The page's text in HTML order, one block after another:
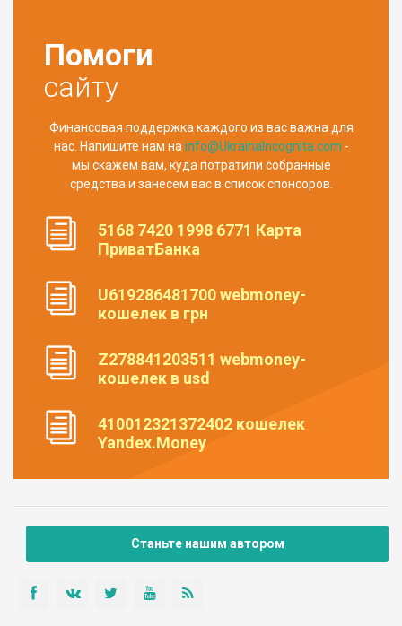
Помоги
сайту
Финансовая поддержка каждого из вас важна для
нас. Напишите нам на info@UkrainaIncognita.com -
мы скажем вам, куда потратили собранные
средства и занесем вас в список спонсоров.
5168 7420 1998 6771 Карта
ПриватБанка
U619286481700 webmoney-
кошелек в грн
Z278841203511 webmoney-
кошелек в usd
410012321372402 кошелек
Yandex.Money
Станьте нашим автором